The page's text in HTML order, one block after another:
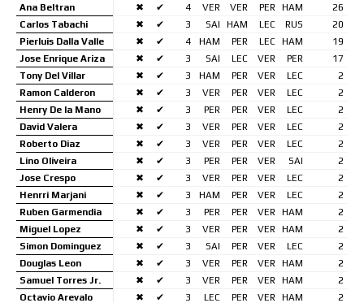
Ana Beltran
✖ ✔ 4 VER VER PER HAM
26
Carlos Tabachi
✖ ✔ 3 SAI HAM LEC RUS
20
Pierluis Dalla Valle
✖ ✔ 4 HAM PER LEC HAM
19
Jose Enrique Ariza
✖ ✔ 3 SAI LEC VER PER
17
Tony Del Villar
✖ ✔ 3 HAM PER VER LEC
2
Ramon Calderon
✖ ✔ 3 VER PER VER LEC
2
Henry De la Mano
✖ ✔ 3 PER PER VER LEC
2
David Valera
✖ ✔ 3 VER PER VER LEC
2
Roberto Diaz
✖ ✔ 3 VER PER VER LEC
2
Lino Oliveira
✖ ✔ 3 PER PER VER SAI
2
Jose Crespo
✖ ✔ 3 VER PER VER LEC
2
Henrri Marjani
✖ ✔ 3 HAM PER VER LEC
2
Ruben Garmendia
✖ ✔ 3 PER PER VER HAM
2
Miguel Lopez
✖ ✔ 3 VER PER VER HAM
2
Simon Dominguez
✖ ✔ 3 SAI PER VER LEC
2
Douglas Leon
✖ ✔ 3 VER PER VER HAM
2
Samuel Torres Jr.
✖ ✔ 3 VER PER VER HAM
2
Octavio Arevalo
✖ ✔ 3 LEC PER VER HAM 2